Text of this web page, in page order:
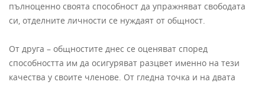
пълноценно своята способност да упражняват свободата
си, отделните личности се нуждаят от общност.
От друга – общностите днес се оценяват според
способността им да осигуряват разцвет именно на тези
качества у своите членове. От гледна точка и на двата